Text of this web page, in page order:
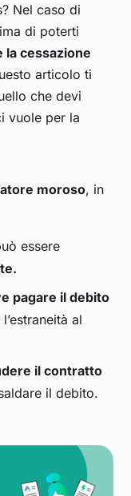
Nel caso di
di poterti
cessazione
articolo ti
che devi
vuole per la
moroso, in
essere
pagare il debito
al
il contratto
il debito.